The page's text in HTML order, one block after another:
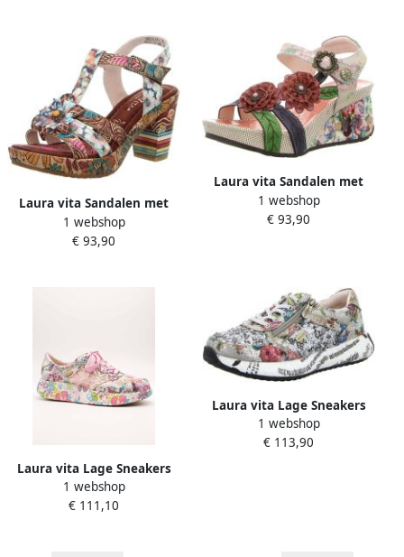
Laura vita Sandalen met
hakken
1 webshop
€ 93,90
Laura vita Sandalen met
sleehak
1 webshop
€ 93,90
Laura vita Lage Sneakers
Nikito 52 Fraise
1 webshop
€ 111,10
Laura vita Lage Sneakers
1 webshop
€ 113,90